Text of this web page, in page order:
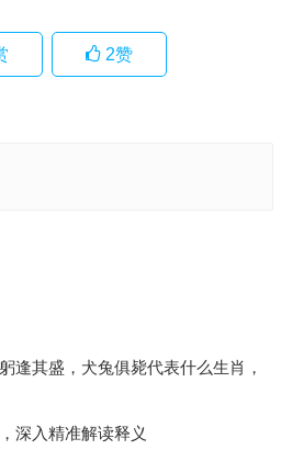
2赞
逢其盛，犬兔俱毙代表什么生肖，
深入精准解读释义